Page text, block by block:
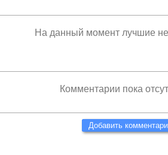
На данный момент лучшие
Комментарии пока
Добавить